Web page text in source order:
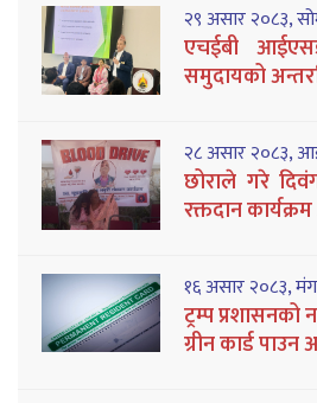
२९ असार २०८३,
एचईबी
समुदायको
२८ असार २०८३,
छोराले गरे
रक्तदान
१६ असार २०८३,
ट्रम्प
ग्रीन कार्ड